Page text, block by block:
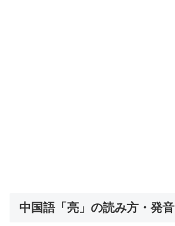
中国語「亮」の読み方・発音